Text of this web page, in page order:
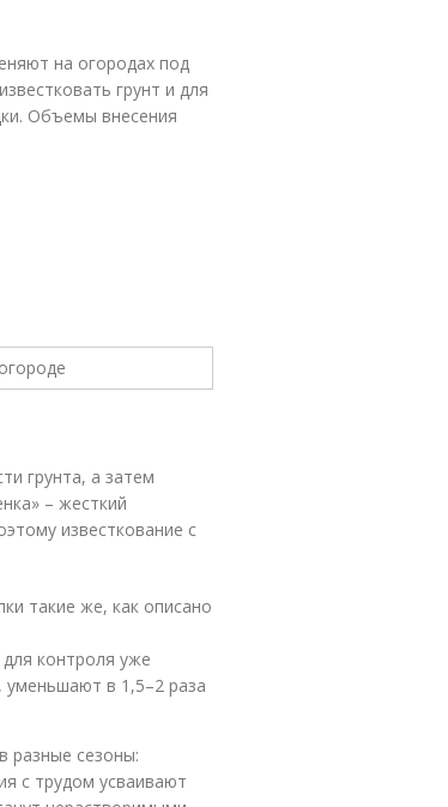
на огородах под
грунт и для
Объемы внесения
грунта, а затем
– жесткий
известкование с
такие же, как описано
контроля уже
, уменьшают в 1,5–2 раза
разные сезоны:
с трудом усваивают